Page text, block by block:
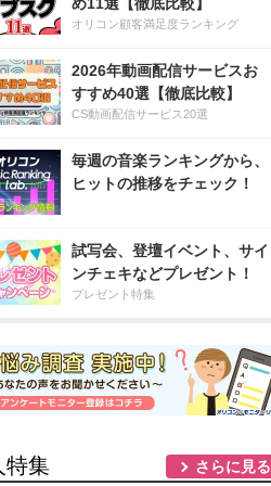
オリコン顧客満足度ランキング
2026年動画配信サービスお
すすめ40選【徹底比較】
CS動画配信サービス20選
毎週の音楽ランキングから、
ヒットの推移をチェック！
試写会、登壇イベント、サイ
ンチェキなどプレゼント！
プレゼント特集
特集 さらに見る